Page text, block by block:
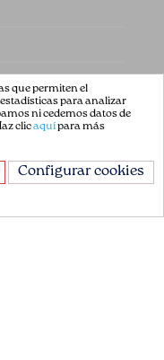
que permiten el
para analizar
ni cedemos datos de
clicaquípara más
Configurar cookies